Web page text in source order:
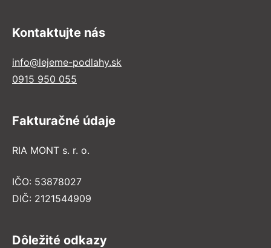
Kontaktujte nás
info@lejeme-podlahy.sk
0915 950 055
Fakturačné údaje
RIA MONT s. r. o.
IČO: 53878027
DIČ: 2121544909
Dôležité odkazy